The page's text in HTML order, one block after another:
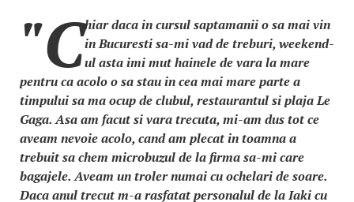
"Chiar daca in cursul saptamanii o sa mai vin
in Bucuresti sa-mi vad de treburi, weekend-
ul asta imi mut hainele de vara la mare
pentru ca acolo o sa stau in cea mai mare parte a
timpului sa ma ocup de clubul, restaurantul si plaja Le
Gaga. Asa am facut si vara trecuta, mi-am dus tot ce
aveam nevoie acolo, cand am plecat in toamna a
trebuit sa chem microbuzul de la firma sa-mi care
bagajele. Aveam un troler numai cu ochelari de soare.
Daca anul trecut m-a rasfatat personalul de la Iaki cu